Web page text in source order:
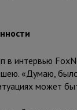
интервью
«Думаю,
может